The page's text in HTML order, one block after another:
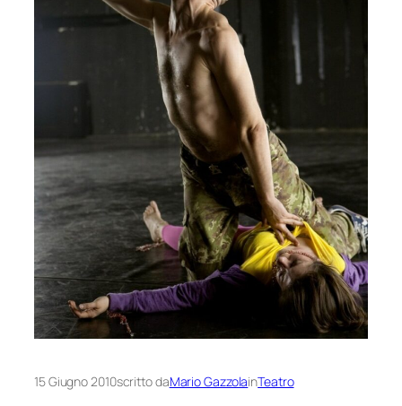
15 Giugno 2010scritto daMario GazzolainTeatro